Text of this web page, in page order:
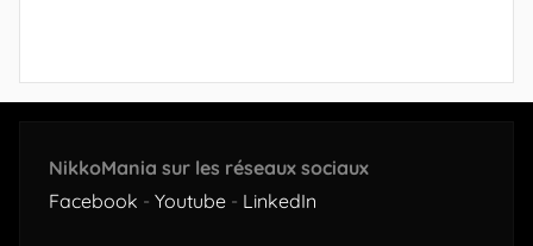
NikkoMania sur les réseaux sociaux
Facebook - Youtube - LinkedIn